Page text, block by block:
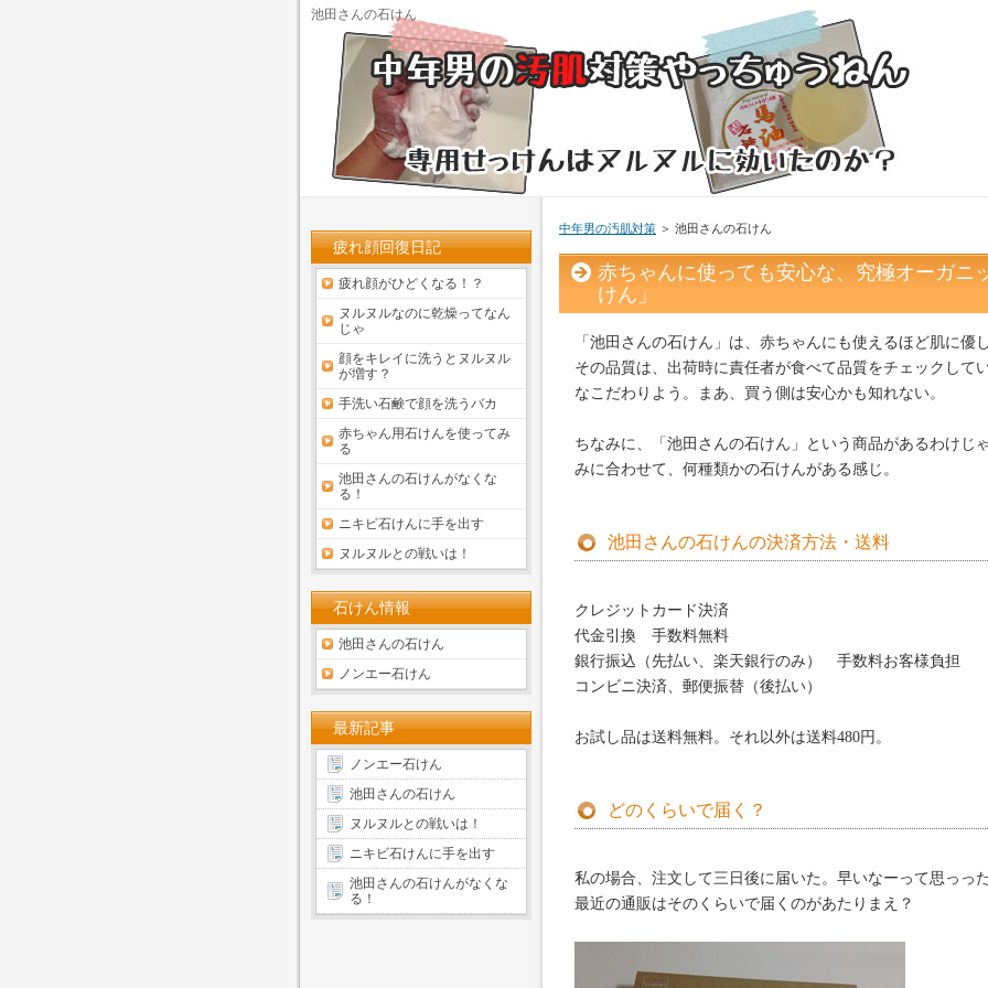
池田さんの石けん
中年男の汚肌対策 ＞ 池田さんの石けん
赤ちゃんに使っても安心な、究極オーガニ
けん」
「池田さんの石けん」は、赤ちゃんにも使えるほど肌に優
その品質は、出荷時に責任者が食べて品質をチェックして
なこだわりよう。まあ、買う側は安心かも知れない。
ちなみに、「池田さんの石けん」という商品があるわけじ
みに合わせて、何種類かの石けんがある感じ。
池田さんの石けんの決済方法・送料
クレジットカード決済
代金引換 手数料無料
銀行振込（先払い、楽天銀行のみ） 手数料お客様負担
コンビニ決済、郵便振替（後払い）
お試し品は送料無料。それ以外は送料480円。
どのくらいで届く？
私の場合、注文して三日後に届いた。早いなーって思っっ
最近の通販はそのくらいで届くのがあたりまえ？
疲れ顔回復日記
疲れ顔がひどくなる！？
ヌルヌルなのに乾燥ってなん
じゃ
顔をキレイに洗うとヌルヌル
が増す？
手洗い石鹸で顔を洗うバカ
赤ちゃん用石けんを使ってみ
る
池田さんの石けんがなくな
る！
ニキビ石けんに手を出す
ヌルヌルとの戦いは！
石けん情報
池田さんの石けん
ノンエー石けん
最新記事
ノンエー石けん
池田さんの石けん
ヌルヌルとの戦いは！
ニキビ石けんに手を出す
池田さんの石けんがなくな
る！